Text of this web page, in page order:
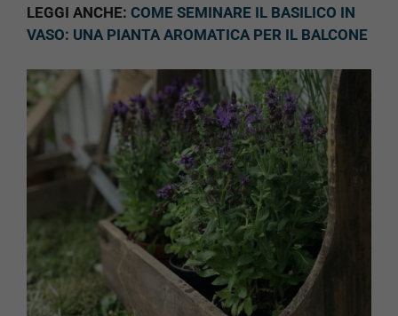
LEGGI ANCHE: COME SEMINARE IL BASILICO IN
VASO: UNA PIANTA AROMATICA PER IL BALCONE